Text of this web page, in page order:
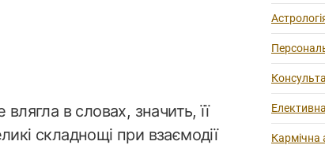
в словах, значить, її
складнощі при взаємодії
Кармічна